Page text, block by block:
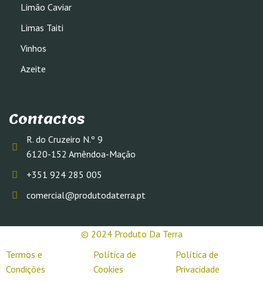
Limão Caviar
Limas Taiti
Vinhos
Azeite
Contactos
R. do Cruzeiro N.º 9
6120-152 Amêndoa-Mação
+351 924 285 005
comercial@produtodaterra.pt
© 2024 Produto Da Terra
Termos e
Condições
Política de
Cookies
Política de
Privacidade